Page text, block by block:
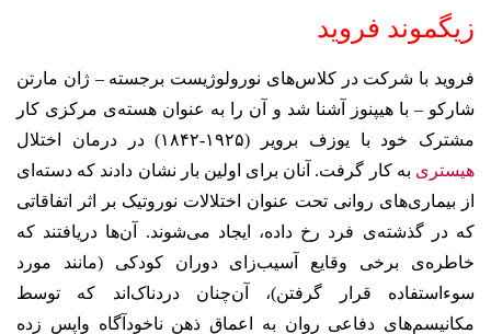
زیگموند فروید
فروید با شرکت در کلاس‌های نورولوژیست برجسته – ژان مارتن
شارکو – با هیپنوز آشنا شد و آن را به عنوان هسته‌ی مرکزی کار
مشترک خود با یوزف برویر (۱۹۲۵-۱۸۴۲) در درمان اختلال
هیستری به کار گرفت. آنان برای اولین بار نشان دادند که دسته‌ای
از بیماری‌های روانی تحت عنوان اختلالات نوروتیک بر اثر اتفاقاتی
که در گذشته‌ی فرد رخ داده، ایجاد می‌شوند. آن‌ها دریافتند که
خاطره‌ی برخی وقایع آسیب‌زای دوران کودکی (مانند مورد
سوء‌استفاده قرار گرفتن)، آن‌چنان دردناک‌اند که توسط
مکانیسم‌های دفاعی روان به اعماق ذهن ناخودآگاه واپس زده